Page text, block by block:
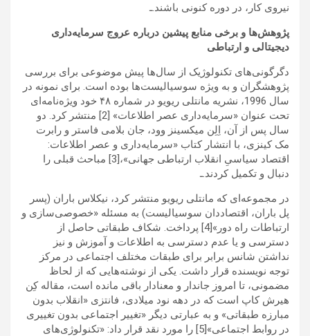
نیروی کار، در دوره کنونی باشند.ـ
پژوهش‌ها و برخی منابع پیشین درباره عروج سرمایه‌داری
دیجیتالی و ارتباطی
دگرگونی‌های تکنولوژیک از سال‌ها پیش موضوعی برای بررسی
پژوهشگران و به ویژه سوسیالیست‌ها بوده است. برای نمونه در
سال 1996، نشریه مانتلی ریویو در شماره ۴۸ خود ویژه‌نامه‌ای
تحت عنوان «سرمایه‌داری عصر اطلاعات» [2] منتشر کرد. دو
سال پس از آن، اِلِن میکسینز وود، جان بلامی فاستر و رابرت
مک کینزی، با انتشار کتاب «سرمایه‌داری و عصر اطلاعات:
اقتصاد سیاسیِ انقلاب ارتباطی جهانی»،[3] مباحث قبلی را
دنبال و تکمیل کردند.ـ
در مجموعه‌ای که مانتلی ریویو منتشر کرد، نیکلاس باران (پسر
پل باران، اقتصاددان سوسیالیست) به مسئله «خصوصی‌سازی و
ارتباطات راه دور»[4] پرداخت. شکاف طبقاتی حاصل از
دسترسی و یا عدم دسترسی به اطلاعات و آموزش و نیز
نداشتن شانس برابر برای طبقات مختلف اجتماعی در مرکز
توجه نویسنده قرار داشت. یکی از نوشته‌هایی که از لحاظ
مضمونی، تا امروز جاندار و معنادار باقی مانده است، مقاله کِن
هیرش کاپ است که در دهه نود میلادی، فانتزی «انقلاب بدون
مبارزه طبقاتی» و به عبارتی دیگر «تغییر اجتماعی بدون تغییری
در روابط اجتماعی»[5] را مورد نقد قرار داد: «تکنولوژی‌های